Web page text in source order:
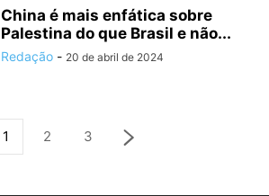
China é mais enfática sobre
Palestina do que Brasil e não...
Redação - 20 de abril de 2024
1 2 3